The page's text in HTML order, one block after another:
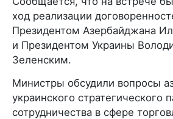
ход реализации
Президентом Азербайджана
и Президентом Украины
Зеленским.
Министры обсудили вопросы
украинского стратегического
сотрудничества в сфере